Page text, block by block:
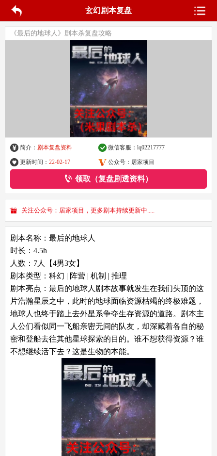
玄幻剧本复盘
《最后的地球人》剧本杀复盘攻略
简介： 剧本复盘资料 微信客服：lq02217777
更新时间： 22-02-17 公众号：居家项目
领取（复盘剧透资料）
关注公众号：居家项目，更多剧本持续更新中.....
剧本名称：最后的地球人
时长：4.5h
人数：7人【4男3女】
剧本类型：科幻 | 阵营 | 机制 | 推理
剧本亮点：最后的地球人剧本故事就发生在我们头顶的这
片浩瀚星辰之中，此时的地球面临资源枯竭的终极难题，
地球人也终于踏上去外星系争夺生存资源的道路。剧本主
人公们看似同一飞船亲密无间的队友，却深藏着各自的秘
密和登船去往其他星球探索的目的。谁不想获得资源？谁
不想继续活下去？这是生物的本能。